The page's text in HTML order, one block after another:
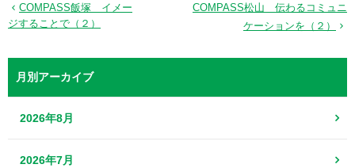
COMPASS飯塚 イメー
ジすることで（２）
COMPASS松山 伝わるコミュニ
ケーションを（２）
月別アーカイブ
2026年8月
2026年7月